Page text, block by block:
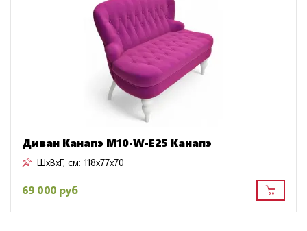
Диван Канапэ M10-W-E25 Канапэ
ШxВxГ, см: 118x77x70
69 000 руб